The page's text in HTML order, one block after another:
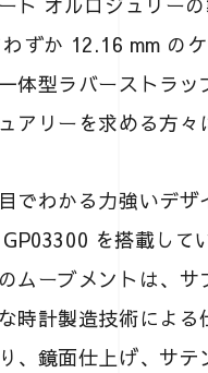
ずか 12.16 mm の
体型ラバーストラッ
アリーを求める方々
でわかる力強いデ
を搭載し
ムーブメントは、
時計製造技術によ
、鏡面仕上げ、サ